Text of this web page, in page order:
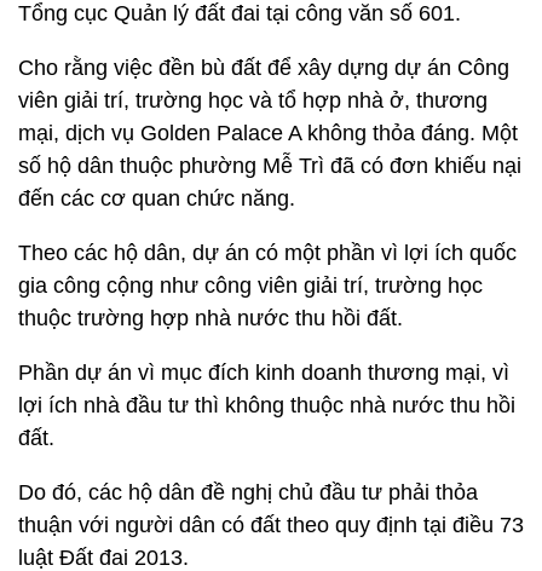
Tổng cục Quản lý đất đai tại công văn số 601.
Cho rằng việc đền bù đất để xây dựng dự án Công
viên giải trí, trường học và tổ hợp nhà ở, thương
mại, dịch vụ Golden Palace A không thỏa đáng. Một
số hộ dân thuộc phường Mễ Trì đã có đơn khiếu nại
đến các cơ quan chức năng.
Theo các hộ dân, dự án có một phần vì lợi ích quốc
gia công cộng như công viên giải trí, trường học
thuộc trường hợp nhà nước thu hồi đất.
Phần dự án vì mục đích kinh doanh thương mại, vì
lợi ích nhà đầu tư thì không thuộc nhà nước thu hồi
đất.
Do đó, các hộ dân đề nghị chủ đầu tư phải thỏa
thuận với người dân có đất theo quy định tại điều 73
luật Đất đai 2013.